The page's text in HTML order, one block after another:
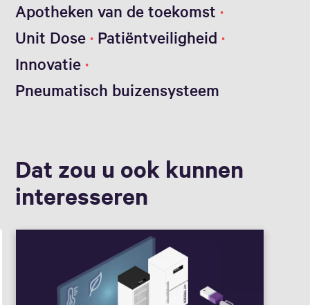
Apotheken van de toekomst
Unit Dose Patiëntveiligheid
Innovatie
Pneumatisch buizensysteem
Dat zou u ook kunnen
interesseren